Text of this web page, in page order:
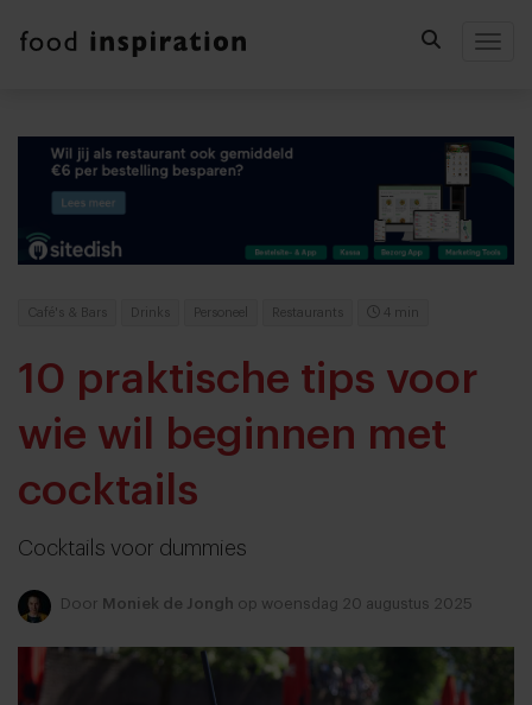
Café's & Bars Drinks Personeel Restaurants 4 min
10 praktische tips voor
wie wil beginnen met
cocktails
Cocktails voor dummies
Door Moniek de Jongh op woensdag 20 augustus 2025